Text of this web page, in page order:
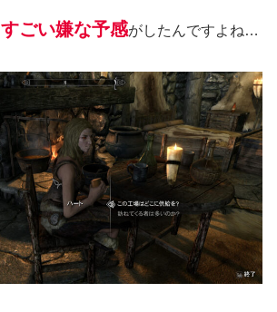
すごい嫌な予感がしたんですよね…